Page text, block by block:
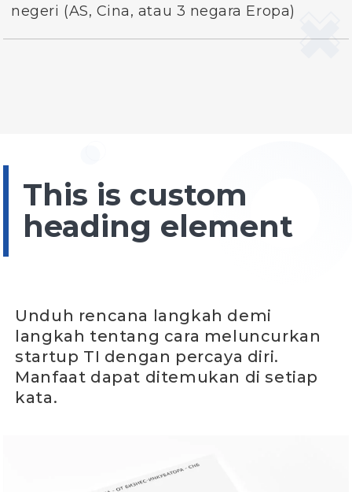
negeri (AS, Cina, atau 3 negara Eropa)
This is custom
heading element
Unduh rencana langkah demi
langkah tentang cara meluncurkan
startup TI dengan percaya diri.
Manfaat dapat ditemukan di setiap
kata.